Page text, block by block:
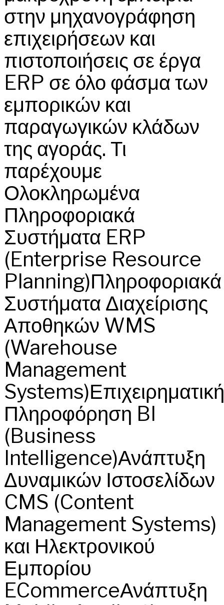
στην μηχανογράφηση
επιχειρήσεων και
πιστοποιήσεις σε έργα
ERP σε όλο φάσμα των
εμπορικών και
παραγωγικών κλάδων
της αγοράς. Τι
παρέχουμε
Ολοκληρωμένα
Πληροφοριακά
Συστήματα ERP
(Enterprise Resource
Planning)Πληροφοριακά
Συστήματα Διαχείρισης
Αποθηκών WMS
(Warehouse
Management
Systems)Επιχειρηματική
Πληροφόρηση BI
(Business
Intelligence)Ανάπτυξη
Δυναμικών Ιστοσελίδων
CMS (Content
Management Systems)
και Ηλεκτρονικού
Εμπορίου
ECommerceΑνάπτυξη